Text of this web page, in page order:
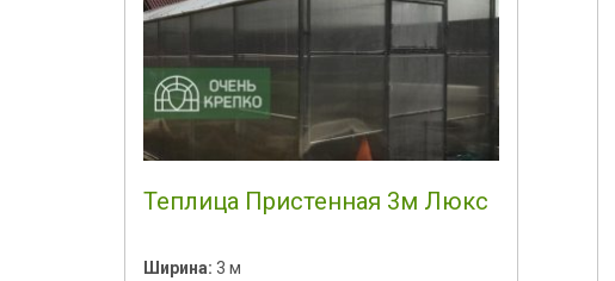
Теплица Пристенная 3м Люкс
Ширина:3 м